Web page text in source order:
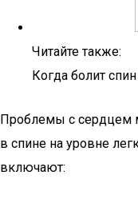
Читайте также:
Когда болит
Проблемы с сердцем
в спине на уровне
включают: